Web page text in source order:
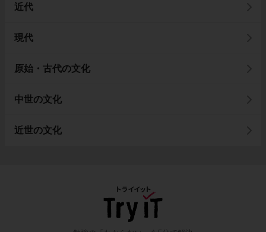
近代
現代
原始・古代の文化
中世の文化
近世の文化